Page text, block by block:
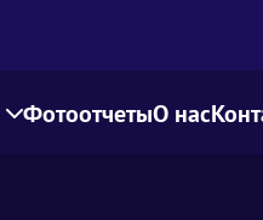
ФотоотчетыО нас